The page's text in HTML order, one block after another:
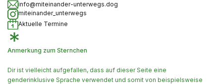
info@miteinander-unterwegs.dog
miteinander_unterwegs
Aktuelle Termine
Anmerkung zum Sternchen
Dir ist vielleicht aufgefallen, dass auf dieser Seite eine
genderinklusive Sprache verwendet und somit von beispielsweise